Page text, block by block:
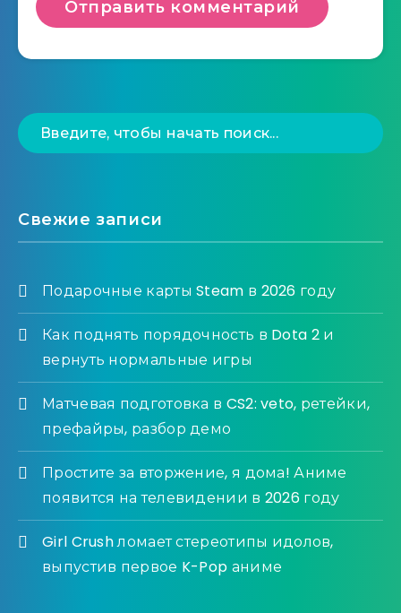
Свежие записи
Подарочные карты Steam в 2026 году
Как поднять порядочность в Dota 2 и
вернуть нормальные игры
Матчевая подготовка в CS2: veto, ретейки,
префайры, разбор демо
Простите за вторжение, я дома! Аниме
появится на телевидении в 2026 году
Girl Crush ломает стереотипы идолов,
выпустив первое K-Pop аниме